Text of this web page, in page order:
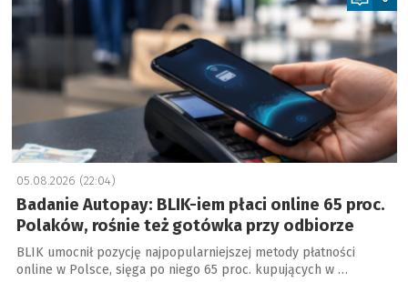
05.08.2026 (22:04)
Badanie Autopay: BLIK-iem płaci online 65 proc.
Polaków, rośnie też gotówka przy odbiorze
BLIK umocnił pozycję najpopularniejszej metody płatności
online w Polsce, sięga po niego 65 proc. kupujących w …